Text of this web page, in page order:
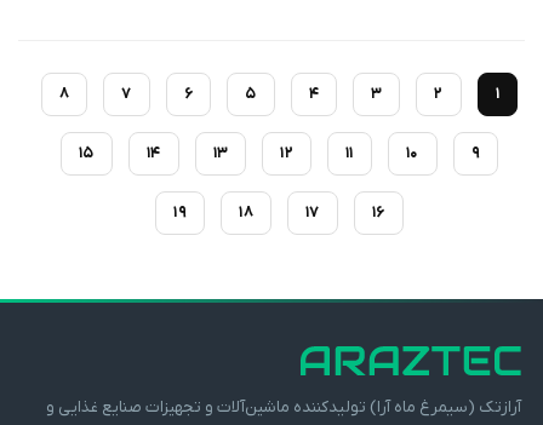
1
2
3
4
5
6
7
8
9
10
11
12
13
14
15
16
17
18
19
آرازتک (سیمرغ ماه آرا) تولیدکننده ماشین‌آلات و تجهیزات صنایع غذایی و